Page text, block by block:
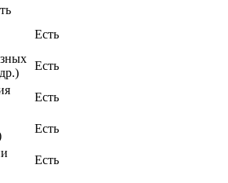
Есть
Есть
Есть
Есть
Есть